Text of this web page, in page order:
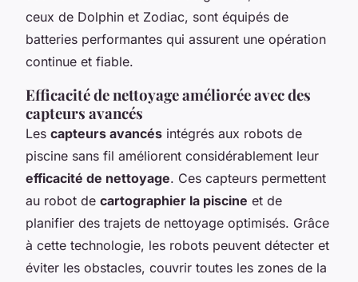
ceux de Dolphin et Zodiac, sont équipés de
batteries performantes qui assurent une opération
continue et fiable.
Efficacité de nettoyage améliorée avec des
capteurs avancés
Les capteurs avancés intégrés aux robots de
piscine sans fil améliorent considérablement leur
efficacité de nettoyage. Ces capteurs permettent
au robot de cartographier la piscine et de
planifier des trajets de nettoyage optimisés. Grâce
à cette technologie, les robots peuvent détecter et
éviter les obstacles, couvrir toutes les zones de la